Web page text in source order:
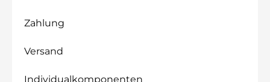
Zahlung
Versand
Individualkomponenten